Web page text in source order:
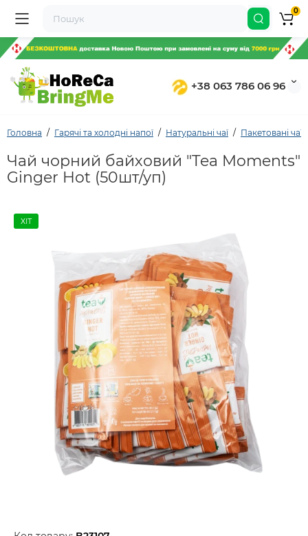
+38 063 786 06 96
0
Головна Гарячі та холодні напої Натуральні чаї Пакетовані чаї
Чай чорний байховий "Tea Moments"
Ginger Hot (50шт/уп)
ХІТ